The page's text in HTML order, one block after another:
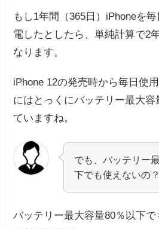
もし1年間（365日）iPhoneを
電したとしたら、単純計算で2
なります。
iPhone 12の発売時から毎日使
にはとっくにバッテリー最大容
ていますね。
でも、バッテリー
下でも使えないの？
バッテリー最大容量80％以下で